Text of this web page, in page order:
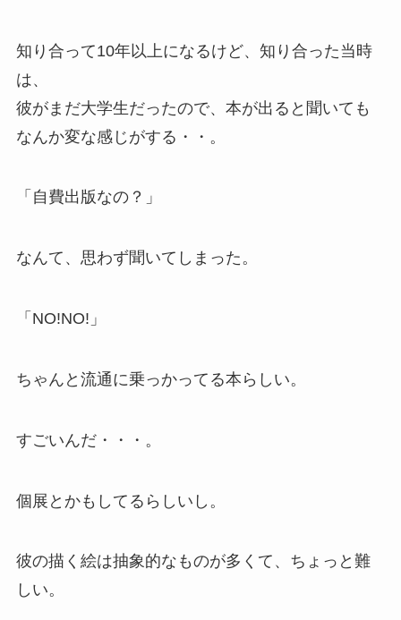
知り合って10年以上になるけど、知り合った当時
は、
彼がまだ大学生だったので、本が出ると聞いても
なんか変な感じがする・・。
「自費出版なの？」
なんて、思わず聞いてしまった。
「NO!NO!」
ちゃんと流通に乗っかってる本らしい。
すごいんだ・・・。
個展とかもしてるらしいし。
彼の描く絵は抽象的なものが多くて、ちょっと難
しい。